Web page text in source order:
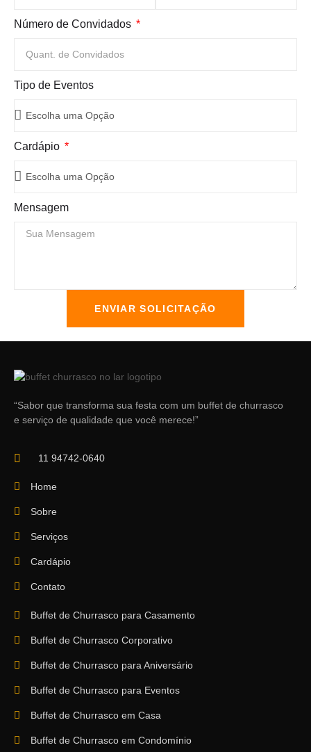
Número de Convidados
Tipo de Eventos
Cardápio
Mensagem
ENVIAR SOLICITAÇÃO
“Sabor que transforma sua festa com um buffet de churrasco
e serviço de qualidade que você merece!”
11 94742-0640
Home
Sobre
Serviços
Cardápio
Contato
Buffet de Churrasco para Casamento
Buffet de Churrasco Corporativo
Buffet de Churrasco para Aniversário
Buffet de Churrasco para Eventos
Buffet de Churrasco em Casa
Buffet de Churrasco em Condomínio